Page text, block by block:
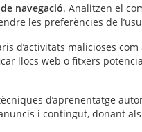
navegació. Analitzen el
les preferències de
d’activitats malicioses
llocs web o fitxers
d’aprenentatge
i contingut, donant